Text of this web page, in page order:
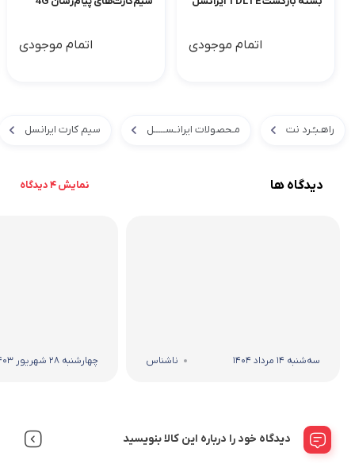
اتمام موجودی اتمام موجودی
راهـبـُـرد نت مـحصولات ایرانـســـــل سیم کارت ایرانسل
دیدگاه ها نمایش 4 دیدگاه
سه‌شنبه 14 مرداد 1404 ناشناس چهارشنبه 28 شهریور 1403
دیدگاه خود را درباره این کالا بنویسید